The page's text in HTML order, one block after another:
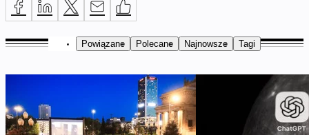
Powiązane Polecane Najnowsze Tagi